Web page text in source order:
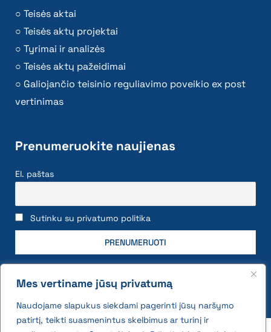
Mes vertiname jūsų privatumą
Naudojame slapukus siekdami pagerinti jūsų naršymo
patirtį, teikti suasmenintus skelbimus ar turinį ir
Teisės aktai
Teisės aktų projektai
Tyrimai ir analizės
Teisės aktų pažeidimai
Galiojančio teisinio reguliavimo poveikio ex post
vertinimas
Prenumeruokite naujienas
El. paštas
Sutinku su privatumo politika
2026 © All rights reserved | VĮ Žemės ūkio duomenų